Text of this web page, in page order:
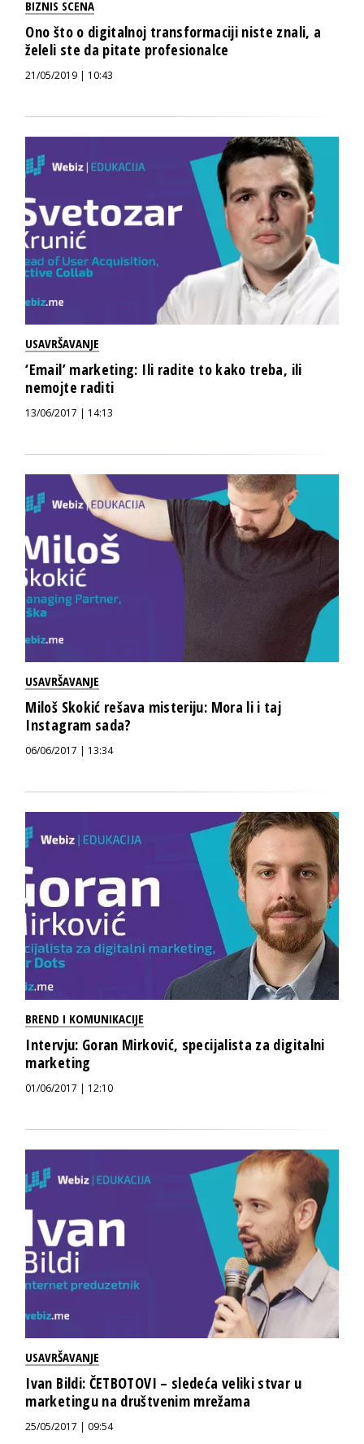
BIZNIS SCENA
Ono što o digitalnoj transformaciji niste znali, a
želeli ste da pitate profesionalce
21/05/2019 | 10:43
USAVRŠAVANJE
‘Email’ marketing: Ili radite to kako treba, ili
nemojte raditi
13/06/2017 | 14:13
USAVRŠAVANJE
Miloš Skokić rešava misteriju: Mora li i taj
Instagram sada?
06/06/2017 | 13:34
BREND I KOMUNIKACIJE
Intervju: Goran Mirković, specijalista za digitalni
marketing
01/06/2017 | 12:10
USAVRŠAVANJE
Ivan Bildi: ČETBOTOVI – sledeća veliki stvar u
marketingu na društvenim mrežama
25/05/2017 | 09:54